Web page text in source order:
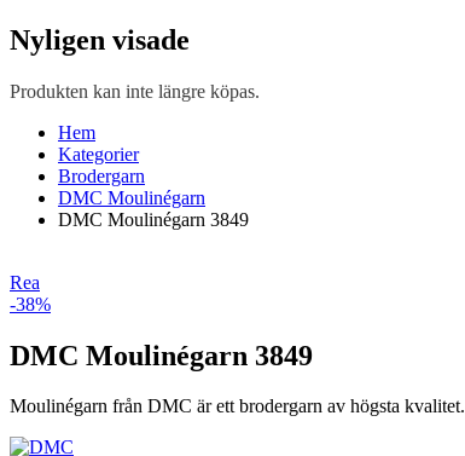
Nyligen visade
Produkten kan inte längre köpas.
Hem
Kategorier
Brodergarn
DMC Moulinégarn
DMC Moulinégarn 3849
Rea
-38%
DMC Moulinégarn 3849
Moulinégarn från DMC är ett brodergarn av högsta kvalitet.